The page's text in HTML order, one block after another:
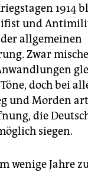
1914
und
allgemeinen
Zwar
doch bei
und Morden
die
siegen.
wenige Jahre